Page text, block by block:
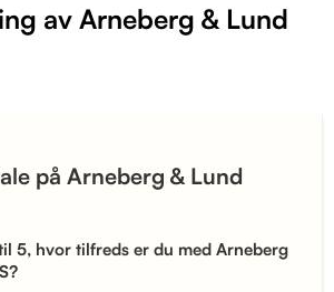
av Arneberg & Lund
på Arneberg & Lund
5, hvor tilfreds er du med Arneberg